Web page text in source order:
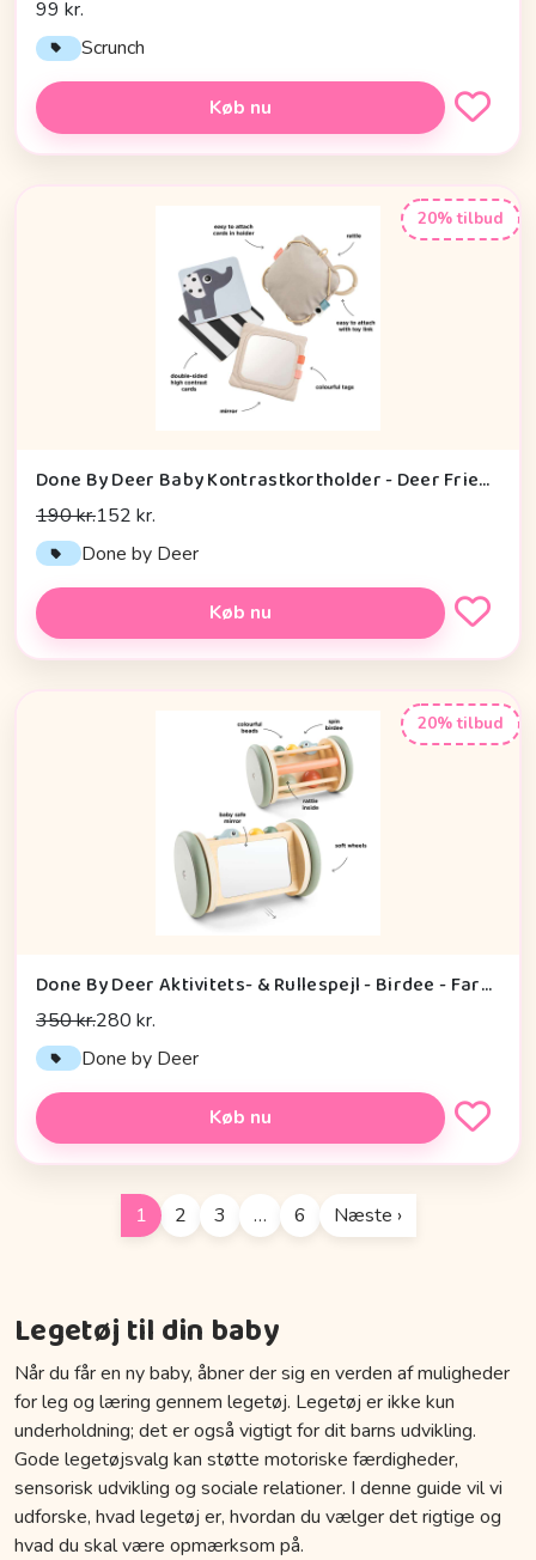
99 kr.
Scrunch
Køb nu
20% tilbud
Done By Deer Baby Kontrastkortholder - Deer Friends - Sand
190 kr.152 kr.
Done by Deer
Køb nu
20% tilbud
Done By Deer Aktivitets- & Rullespejl - Birdee - Farvemix
350 kr.280 kr.
Done by Deer
Køb nu
1 2 3 … 6 Næste ›
Legetøj til din baby
Når du får en ny baby, åbner der sig en verden af muligheder
for leg og læring gennem legetøj. Legetøj er ikke kun
underholdning; det er også vigtigt for dit barns udvikling.
Gode legetøjsvalg kan støtte motoriske færdigheder,
sensorisk udvikling og sociale relationer. I denne guide vil vi
udforske, hvad legetøj er, hvordan du vælger det rigtige og
hvad du skal være opmærksom på.